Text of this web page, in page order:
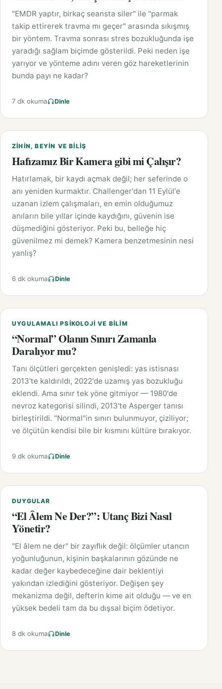
"EMDR yaptır, birkaç seansta siler" ile "parmak
takip ettirerek travma mı geçer" arasında sıkışmış
bir yöntem. Travma sonrası stres bozukluğunda işe
yaradığı sağlam biçimde gösterildi. Peki neden işe
yarıyor ve yönteme adını veren göz hareketlerinin
bunda payı ne kadar?
7 dk okuma Dinle
ZIHIN, BEYIN VE BILIŞ
Hafızamız Bir Kamera gibi mi Çalışır?
Hatırlamak, bir kaydı açmak değil; her seferinde o
anı yeniden kurmaktır. Challenger'dan 11 Eylül'e
uzanan izlem çalışmaları, en emin olduğumuz
anıların bile yıllar içinde kaydığını, güvenin ise
düşmediğini gösteriyor. Peki bu, belleğe hiç
güvenilmez mi demek? Kamera benzetmesinin nesi
yanlış?
6 dk okuma Dinle
UYGULAMALI PSIKOLOJI VE BILIM
“Normal” Olanın Sınırı Zamanla
Daralıyor mu?
Tanı ölçütleri gerçekten genişledi: yas istisnası
2013'te kaldırıldı, 2022'de uzamış yas bozukluğu
eklendi. Ama sınır tek yöne gitmiyor — 1980'de
nevroz kategorisi silindi, 2013'te Asperger tanısı
birleştirildi. "Normal"in sınırı bulunmuyor, çiziliyor;
ve ölçütün kendisi bile bir kısmını kültüre bırakıyor.
9 dk okuma Dinle
DUYGULAR
“El Âlem Ne Der?”: Utanç Bizi Nasıl
Yönetir?
"El âlem ne der" bir zayıflık değil: ölçümler utancın
yoğunluğunun, kişinin başkalarının gözünde ne
kadar değer kaybedeceğine dair beklentiyi
yakından izlediğini gösteriyor. Değişen şey
mekanizma değil, defterin kime ait olduğu — ve en
yüksek bedeli tam da bu dışsal biçim ödetiyor.
8 dk okuma Dinle